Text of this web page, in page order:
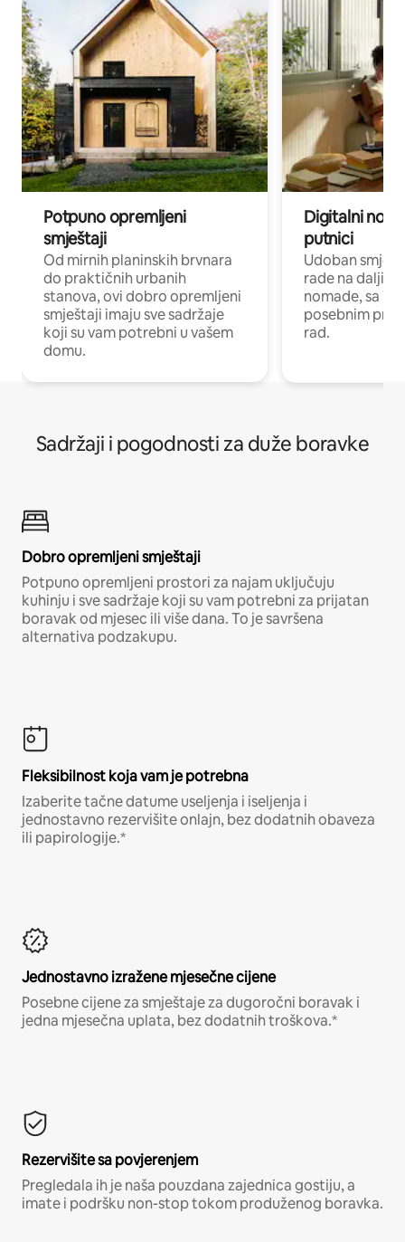
Potpuno opremljeni
smještaji
Od mirnih planinskih brvnara
do praktičnih urbanih
stanova, ovi dobro opremljeni
smještaji imaju sve sadržaje
koji su vam potrebni u vašem
domu.
Digitalni
putnici
Udoban
rade na
nomade, sa
posebnim
rad.
Sadržaji i pogodnosti za duže boravke
Dobro opremljeni smještaji
Potpuno opremljeni prostori za najam uključuju
kuhinju i sve sadržaje koji su vam potrebni za prijatan
boravak od mjesec ili više dana. To je savršena
alternativa podzakupu.
Fleksibilnost koja vam je potrebna
Izaberite tačne datume useljenja i iseljenja i
jednostavno rezervišite onlajn, bez dodatnih obaveza
ili papirologije.*
Jednostavno izražene mjesečne cijene
Posebne cijene za smještaje za dugoročni boravak i
jedna mjesečna uplata, bez dodatnih troškova.*
Rezervišite sa povjerenjem
Pregledala ih je naša pouzdana zajednica gostiju, a
imate i podršku non-stop tokom produženog boravka.